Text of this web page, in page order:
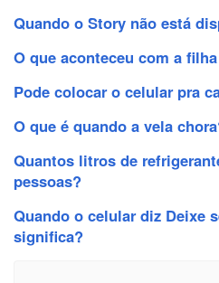
Quando o Story não está
O que aconteceu com a
Pode colocar o celular pra
O que é quando a vela
Quantos litros de
pessoas?
Quando o celular diz Deixe
significa?